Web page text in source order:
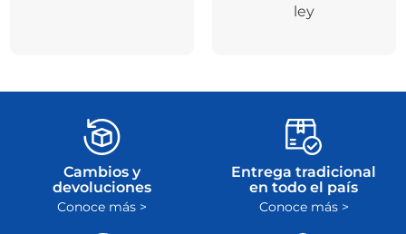
ley
Cambios y
devoluciones
Conoce más >
Entrega tradicional
en todo el país
Conoce más >